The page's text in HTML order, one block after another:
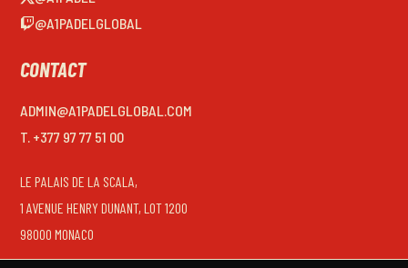
@A1PADELGLOBAL
CONTACT
ADMIN@A1PADELGLOBAL.COM
T. +377 97 77 51 00
LE PALAIS DE LA SCALA,
1 AVENUE HENRY DUNANT, LOT 1200
98000 MONACO